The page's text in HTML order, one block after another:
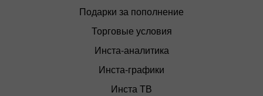
Подарки за пополнение
Торговые условия
Инста-аналитика
Инста-графики
Инста ТВ